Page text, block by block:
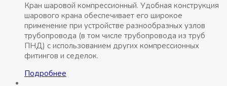
Кран шаровой компрессионный. Удобная конструкция
шарового крана обеспечивает его широкое
применение при устройстве разнообразных узлов
трубопровода (в том числе трубопровода из труб
ПНД) с использованием других компрессионных
фитингов и седелок.
Подробнее